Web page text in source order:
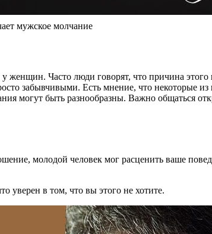
мужское молчание
Часто люди говорят, что причина этого
забывчивыми. Есть мнение, что некоторые
могут быть разнообразны. Важно общаться
молодой человек мог расценить ваше
уверен в том, что вы этого не хотите.